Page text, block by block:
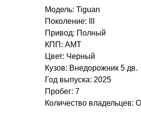
Модель: Tiguan
Поколение: III
Привод: Полный
КПП: AMT
Цвет: Черный
Кузов: Внедорожник 5 дв.
Год выпуска: 2025
Пробег: 7
Количество владельцев: